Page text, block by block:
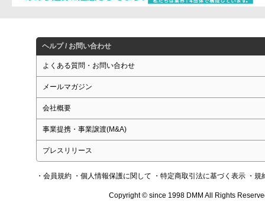
ヘルプ / お問い合わせ
よくある質問・お問い合わせ
メールマガジン
会社概要
事業提携・事業譲渡(M&A)
プレスリリース
・会員規約 ・個人情報保護に関して ・特定商取引法に基づく表示 ・規
Copyright © since 1998 DMM All Rights